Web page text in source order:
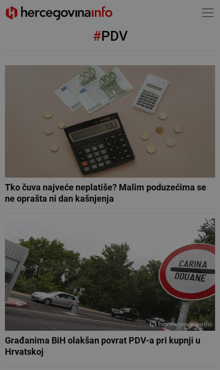
#PDV
Tko čuva najveće neplatiše? Malim poduzećima se
ne oprašta ni dan kašnjenja
Građanima BiH olakšan povrat PDV-a pri kupnji u
Hrvatskoj